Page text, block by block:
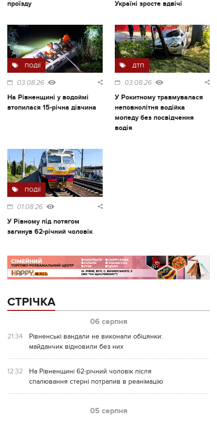
проїзду Україні зросте вдвічі
ПОДІЇ
03.08.26
На Рівненщині у водоймі
втопилася 15-річна дівчина
ДТП
03.08.26
У Рокитному травмувалася
неповнолітня водійка
мопеду без посвідчення
водія
ПОДІЇ
01.08.26
У Рівному під потягом
загинув 62-річний чоловік
СТРІЧКА
06 серпня
21:34
Рівненські вандали не виконали обіцянки:
майданчик відновили без них
12:32
На Рівненщині 62-річний чоловік після
спалювання стерні потрапив в реанімацію
05 серпня